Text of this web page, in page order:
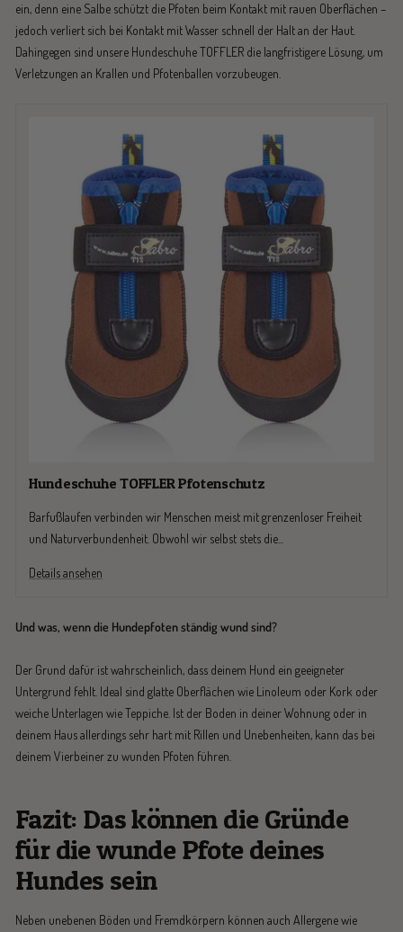
ein, denn eine Salbe schützt die Pfoten beim Kontakt mit rauen Oberflächen –
jedoch verliert sich bei Kontakt mit Wasser schnell der Halt an der Haut.
Dahingegen sind unsere Hundeschuhe TOFFLER die langfristigere Lösung, um
Verletzungen an Krallen und Pfotenballen vorzubeugen.
Hundeschuhe TOFFLER Pfotenschutz
Barfußlaufen verbinden wir Menschen meist mit grenzenloser Freiheit
und Naturverbundenheit. Obwohl wir selbst stets die...
Details ansehen
Und was, wenn die Hundepfoten ständig wund sind?
Der Grund dafür ist wahrscheinlich, dass deinem Hund ein geeigneter
Untergrund fehlt. Ideal sind glatte Oberflächen wie Linoleum oder Kork oder
weiche Unterlagen wie Teppiche. Ist der Boden in deiner Wohnung oder in
deinem Haus allerdings sehr hart mit Rillen und Unebenheiten, kann das bei
deinem Vierbeiner zu wunden Pfoten führen.
Fazit: Das können die Gründe
für die wunde Pfote deines
Hundes sein
Neben unebenen Böden und Fremdkörpern können auch Allergene wie